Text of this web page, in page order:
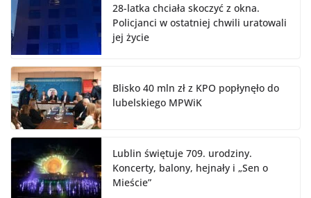
28-latka chciała skoczyć z okna.
Policjanci w ostatniej chwili uratowali
jej życie
Blisko 40 mln zł z KPO popłynęło do
lubelskiego MPWiK
Lublin świętuje 709. urodziny.
Koncerty, balony, hejnały i „Sen o
Mieście”